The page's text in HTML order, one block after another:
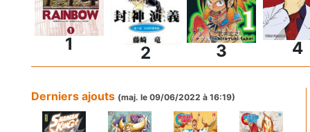
1 2 3 4
Derniers ajouts (maj. le 09/06/2022 à 16:19)